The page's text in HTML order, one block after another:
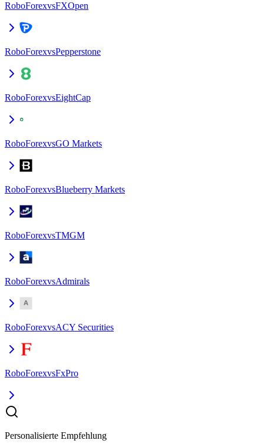
RoboForexvsFXOpen
RoboForexvsPepperstone
RoboForexvsEightCap
RoboForexvsGO Markets
RoboForexvsBlueberry Markets
RoboForexvsTMGM
RoboForexvsAdmirals
RoboForexvsACY Securities
RoboForexvsFxPro
Personalisierte Empfehlung